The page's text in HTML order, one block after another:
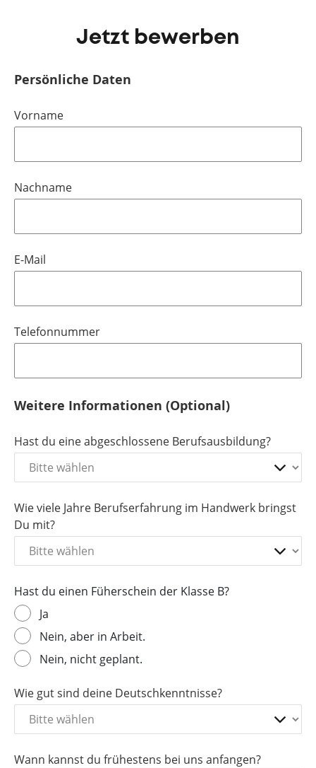
Jetzt bewerben
Persönliche Daten
Vorname
Nachname
E-Mail
Telefonnummer
Weitere Informationen (Optional)
Hast du eine abgeschlossene Berufsausbildung?
Wie viele Jahre Berufserfahrung im Handwerk bringst
Du mit?
Hast du einen Füherschein der Klasse B?
Ja
Nein, aber in Arbeit.
Nein, nicht geplant.
Wie gut sind deine Deutschkenntnisse?
Wann kannst du frühestens bei uns anfangen?